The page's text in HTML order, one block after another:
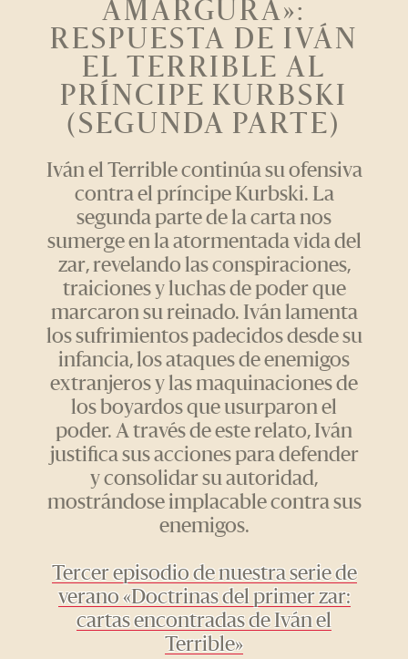
AMARGURA»:
RESPUESTA DE IVÁN
EL TERRIBLE AL
PRÍNCIPE KURBSKI
(SEGUNDA PARTE)
Iván el Terrible continúa su ofensiva
contra el príncipe Kurbski. La
segunda parte de la carta nos
sumerge en la atormentada vida del
zar, revelando las conspiraciones,
traiciones y luchas de poder que
marcaron su reinado. Iván lamenta
los sufrimientos padecidos desde su
infancia, los ataques de enemigos
extranjeros y las maquinaciones de
los boyardos que usurparon el
poder. A través de este relato, Iván
justifica sus acciones para defender
y consolidar su autoridad,
mostrándose implacable contra sus
enemigos.
Tercer episodio de nuestra serie de
verano «Doctrinas del primer zar:
cartas encontradas de Iván el
Terrible»